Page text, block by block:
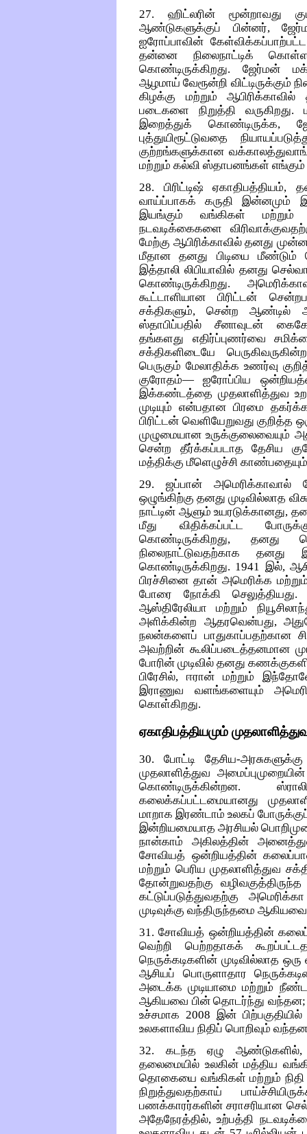
27. ஹிட்லரின் மூன்றாவது
ஆண்டுகளுக்குப் பின்னர்,
ஐரோப்பாவின்
தன்னை நிலைநாட்டிக்
கொண்டிருக்கிறது. ஜேர்மன்
ஆழமாய் வேரூன்றி விட்டிருக்கும்
கிழக்கு மற்றும்
படைகளை நிறுத்தி
இறைத்துக் கொண்டிருக்க,
புத்துயிரூட்டுவதை
குற்றங்களுக்கான
மற்றும் கல்வி ஸ்தாபனங்கள்
28. பிரிட்டிஷ்
வாய்ப்பாகக் கருதி
இயங்கும் வங்கிகள் மற்றும்
நடவடிக்கைகளை
மேற்கு ஆபிரிக்காவில் தனது
மீதான தனது பிடியை மீண்டும்
இத்தாலி லிபியாவில் தனது
கொண்டிருக்கிறது.
கூட்டாளியான பிரிட்டன்
சக்திகளும், சென்ற ஆண்டில்
ஸ்தாபிப்பதில் சீனாவுடன்
தங்களது எதிர்ப்புணர்வை
சக்திகளிடையே
பெருகும் மேலாதிக்க உணர்வு
குரோதம்— ஐரோப்பிய
இக்கண்டத்தை முதலாளித்துவ
முடியும் என்பதான பிரமை
பிரிட்டன் வெளியேறுவது குறித்த
முழுமையான உருக்குலைவையும்
சென்ற தீர்க்கப்படாத தேசிய
மத்திக்கு மீளெழுச்சி
29. ஜப்பான் அமெரிக்காவால்
ஒழுங்கிற்கு தனது முடிவில்லாத
நாட்டின் ஆளும் உயரடுக்கானது,
மீது விதிக்கப்பட்ட
கொண்டிருக்கிறது, தனது
நிலைநாட்டுவதற்காக
கொண்டிருக்கிறது. 1941 இல்,
பிரச்சினை தான் அமெரிக்க
போரை நோக்கி செலுத்தியது.
ஆஸ்திரேலியா மற்றும்
அளிக்கின்ற ஆதரவென்பது,
நலன்களைப் பாதுகாப்பதற்கான
அவற்றின் கூலிப்படைத்தனமான
போரின் முடிவில் தனது
பிரேசில், ஈரான் மற்றும்
இராணுவ வளங்களையும்
கொள்கிறது.
ஏகாதிபத்தியமும்
30. போட்டி தேசிய-
முதலாளித்துவ
கொண்டிருக்கின்றன.
கலைக்கப்பட்டமையானது
மாறாக இரண்டாம் உலகப்
இன்றியமையாத அரசியல்
நான்காம் அகிலத்தின்
சோவியத் ஒன்றியத்தின்
மற்றும் பெரிய முதலாளித்துவ
தோன்றுவதற்கு
கட்டுப்படுத்துவதற்கு
முடிவுக்கு வந்திருந்தமை
31. சோவியத் ஒன்றியத்தின்
வெற்றி பெற்றதாகக்
நெருக்கடிகளின் முடிவில்லாத
ஆசியப் பொருளாதார
அடைக்க முடியாமை மற்றும்
ஆகியவை பின் தொடர்ந்து வந்தன;
உச்சமாக 2008 இன்
உலகளாவிய நிதிப் பொறிவும்
32. கடந்த ஏழு ஆண்டுகளில்,
தலைமையில் உலகின் மத்திய
தொகையை வங்கிகள் மற்றும் நிதி
நிறுத்துவதற்காய்
பணக்காரர்களின் சராசரியான
அதேநேரத்தில், உற்பத்தி